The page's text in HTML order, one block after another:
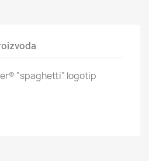
"spaghetti" logotip